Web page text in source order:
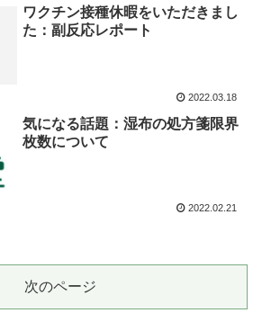
ワクチン接種休暇をいただきまし
た：副反応レポート
2022.03.18
気になる話題：湿布の処方箋限界
枚数について
2022.02.21
次のページ